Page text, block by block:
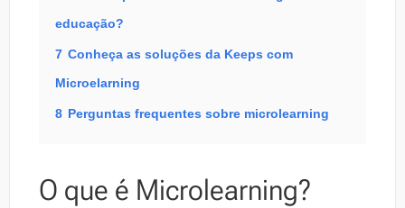
educação?
7 Conheça as soluções da Keeps com
Microelarning
8 Perguntas frequentes sobre microlearning
O que é Microlearning?